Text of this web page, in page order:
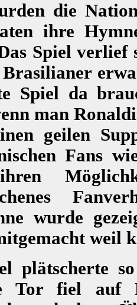
die
ihre
Spiel
Spiel da
man
geilen
Fans
wurde
weil
plätscherte
Tor fiel auf